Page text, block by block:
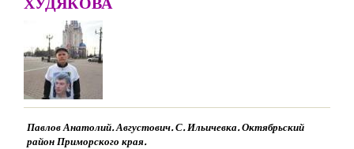
Павлов Анатолий. Августович. С. Ильичевка. Октябрьский
район Приморского края.